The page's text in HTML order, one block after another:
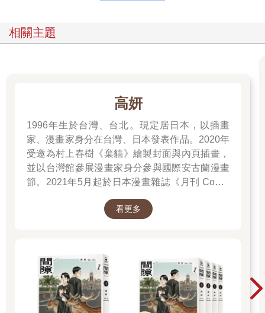
「你又要拿著那些錢去找修吧？」
相關主題
高妍
1996年生於台灣、台北。現定居日本，以插畫
家、漫畫家身分在台灣、日本發表作品。2020年
受邀為村上春樹《棄貓》繪製封面與內頁插畫，
並以台灣館參展漫畫家身分參與國際安古蘭漫畫
節。2021年5月起於日本漫畫雜誌《月刊 Comic
於2022年5月於台日同步發行單行本，爾後獲得
等肯定。2023年4月起再度於《月刊 Comic
Beam》連載新作《間隙》。
看更多